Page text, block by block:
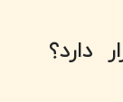
دارد؟